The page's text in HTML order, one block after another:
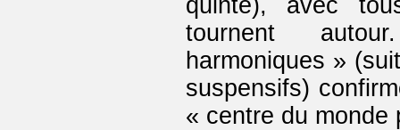
tournent
harmoniques »
suspensifs)
« centre du monde